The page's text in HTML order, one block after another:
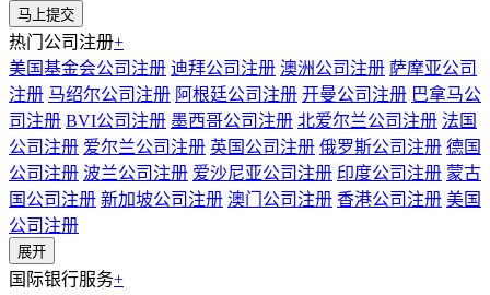
热门公司注册+
美国基金会公司注册 迪拜公司注册 澳洲公司注册 萨摩亚公司
注册 马绍尔公司注册 阿根廷公司注册 开曼公司注册 巴拿马公
司注册 BVI公司注册 墨西哥公司注册 北爱尔兰公司注册 法国
公司注册 爱尔兰公司注册 英国公司注册 俄罗斯公司注册 德国
公司注册 波兰公司注册 爱沙尼亚公司注册 印度公司注册 蒙古
国公司注册 新加坡公司注册 澳门公司注册 香港公司注册 美国
公司注册
展开
国际银行服务+